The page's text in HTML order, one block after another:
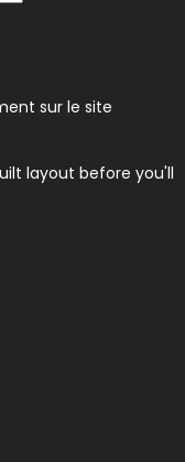
sur le site
layout before you'll